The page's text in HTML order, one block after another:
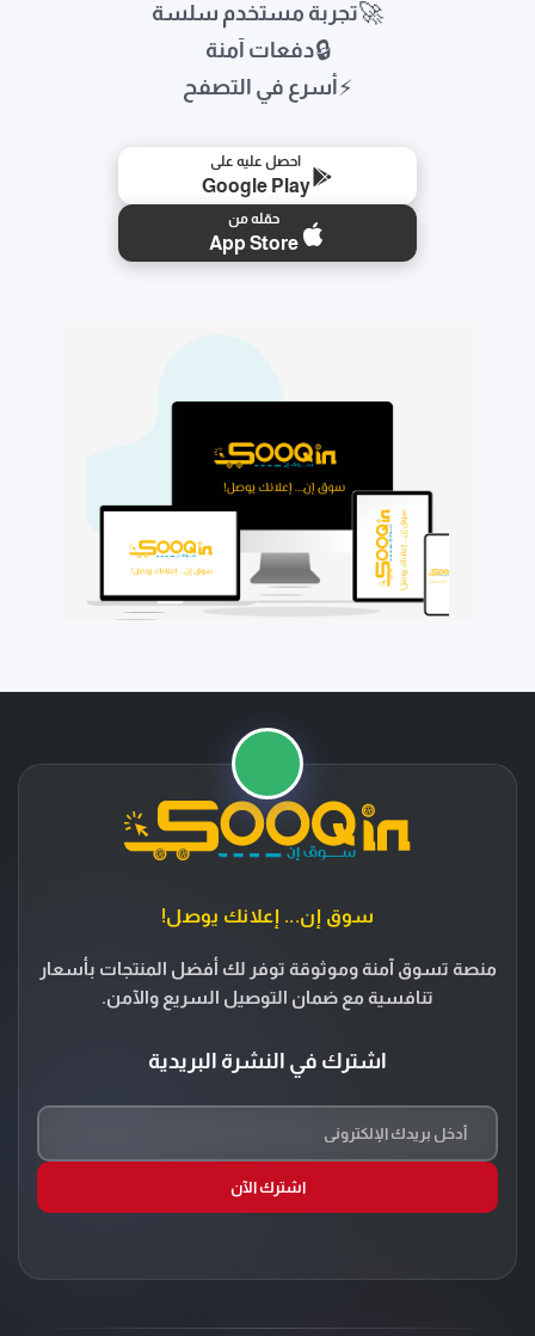
🚀تجربة مستخدم سلسة
🔒دفعات آمنة
⚡أسرع في التصفح
احصل عليه على
Google Play
حمّله من
App Store
📱
⭐
🚚
سوق إن... إعلانك يوصل!
منصة تسوق آمنة وموثوقة توفر لك أفضل المنتجات بأسعار
تنافسية مع ضمان التوصيل السريع والآمن.
اشترك في النشرة البريدية
اشترك الآن